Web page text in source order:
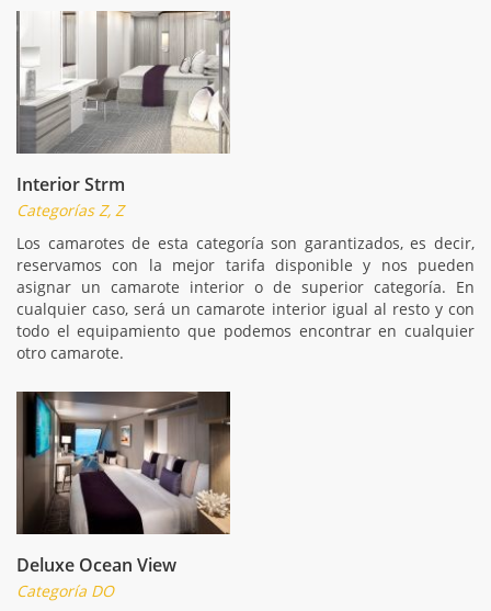
Interior Strm
Categorías Z, Z
Los camarotes de esta categoría son garantizados, es decir,
reservamos con la mejor tarifa disponible y nos pueden
asignar un camarote interior o de superior categoría. En
cualquier caso, será un camarote interior igual al resto y con
todo el equipamiento que podemos encontrar en cualquier
otro camarote.
Deluxe Ocean View
Categoría DO